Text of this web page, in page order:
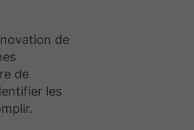
de
de
les